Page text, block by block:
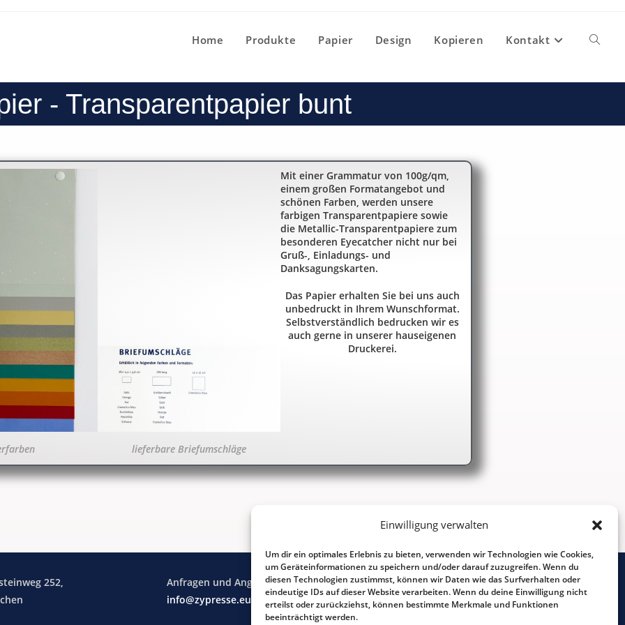
Einwilligung verwalten
Um dir ein optimales Erlebnis zu bieten, verwenden wir Technologien wie Cookies,
um Geräteinformationen zu speichern und/oder darauf zuzugreifen. Wenn du
diesen Technologien zustimmst, können wir Daten wie das Surfverhalten oder
eindeutige IDs auf dieser Website verarbeiten. Wenn du deine Einwilligung nicht
erteilst oder zurückziehst, können bestimmte Merkmale und Funktionen
beeinträchtigt werden.
Home Produkte Papier Design Kopieren Kontakt
- Transparentpapier bunt
lieferbare Briefumschläge
Mit einer Grammatur von 100g/qm,
einem großen Formatangebot und
schönen Farben, werden unsere
farbigen Transparentpapiere sowie
die Metallic-Transparentpapiere zum
besonderen Eyecatcher nicht nur bei
Gruß-, Einladungs- und
Danksagungskarten.
Das Papier erhalten Sie bei uns auch
unbedruckt in Ihrem Wunschformat.
Selbstverständlich bedrucken wir es
auch gerne in unserer hauseigenen
Druckerei.
252,
Anfragen und Angebote:
info@zypresse.eu
Tel.: 0241 - 90 26 93